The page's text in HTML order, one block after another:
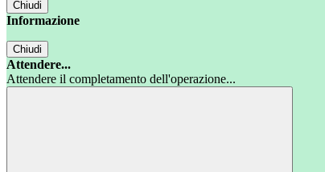
Chiudi
Informazione
Chiudi
Attendere...
Attendere il completamento dell'operazione...